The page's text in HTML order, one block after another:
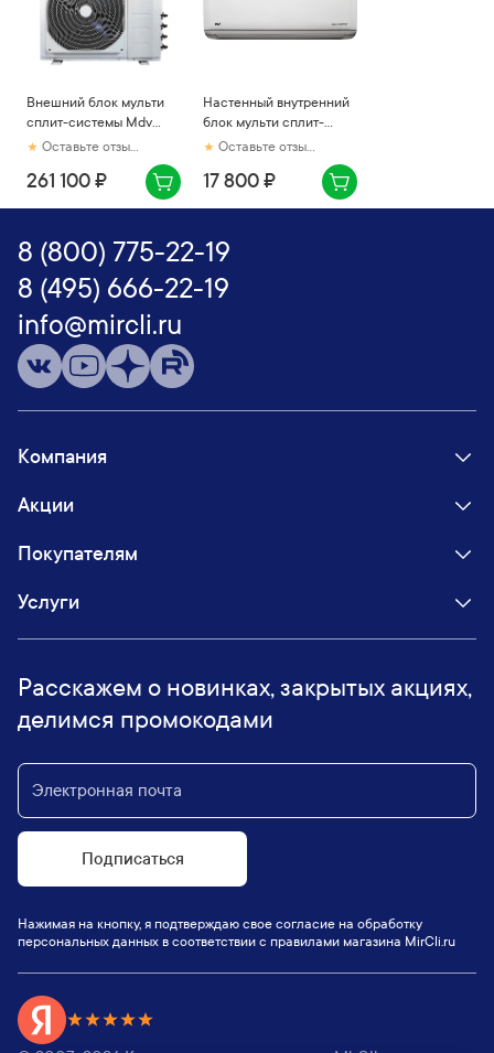
Внешний блок мульти
сплит-системы Mdv
Free match MD4O-
Оставьте отзыв первым
261 100 ₽
Настенный внутренний
блок мульти сплит-
системы Mdv Infini
UVpro MDSAL-09HRFN8
Оставьте отзыв первым
17 800 ₽
8 (800) 775-22-19
8 (495) 666-22-19
info@mircli.ru
Компания
Акции
Покупателям
Услуги
Расскажем о новинках, закрытых акциях,
делимся промокодами
Подписаться
Нажимая на кнопку, я подтверждаю свое согласие на обработку
персональных данных в соответствии с правилами магазина MirCli.ru